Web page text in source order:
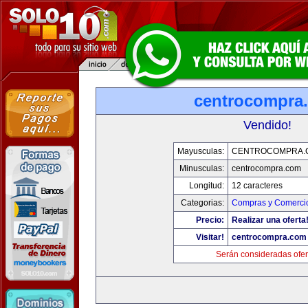
Vendido!
Mayusculas:
Minusculas:
centrocompra.com
Longitud:
12 caracteres
Categorias:
Compras y
Precio:
Realizar una oferta!
Visitar!
centrocompra.com
Serán consideradas